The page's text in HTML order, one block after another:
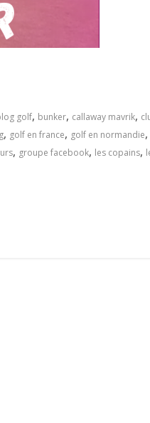
golf, bunker, callaway mavrik,
, golf en france, golf en normandie,
, groupe facebook, les copains,